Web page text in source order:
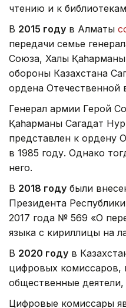
чтению и к
В 2015 году в Алматы
передачи семье
Союза, Халық
обороны Казахстана
ордена Отечественной
Генерал армии Герой
Қаһарманы Сагадат
представлен к ордену
в 1985 году. Однако
него.
В 2018 году были
Президента
2017 года № 569 «О
языка с кириллицы на
В 2020 году в
цифровых
общественные
Цифровые комиссары